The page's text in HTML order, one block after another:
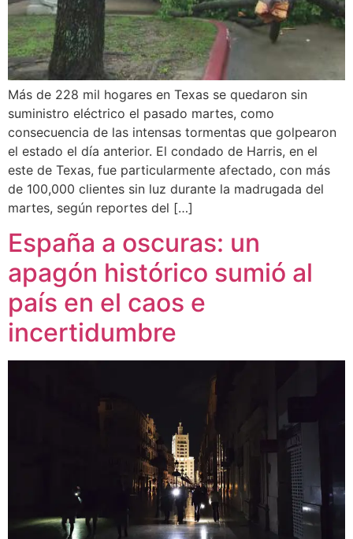
Más de 228 mil hogares en Texas se quedaron sin
suministro eléctrico el pasado martes, como
consecuencia de las intensas tormentas que golpearon
el estado el día anterior. El condado de Harris, en el
este de Texas, fue particularmente afectado, con más
de 100,000 clientes sin luz durante la madrugada del
martes, según reportes del […]
España a oscuras: un
apagón histórico sumió al
país en el caos e
incertidumbre